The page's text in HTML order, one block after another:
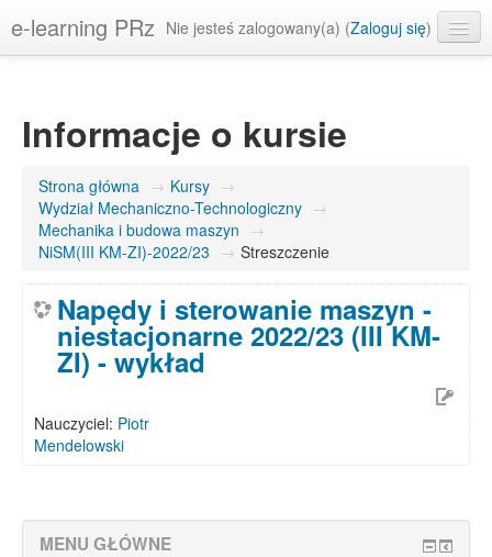
e-learning PRz Nie jesteś zalogowany(a) (Zaloguj się)
Informacje o kursie
Strona główna → Kursy →
Wydział Mechaniczno-Technologiczny →
Mechanika i budowa maszyn →
NiSM(III KM-ZI)-2022/23 → Streszczenie
Napędy i sterowanie maszyn -
niestacjonarne 2022/23 (III KM-
ZI) - wykład
Nauczyciel: Piotr
Mendelowski
MENU GŁÓWNE